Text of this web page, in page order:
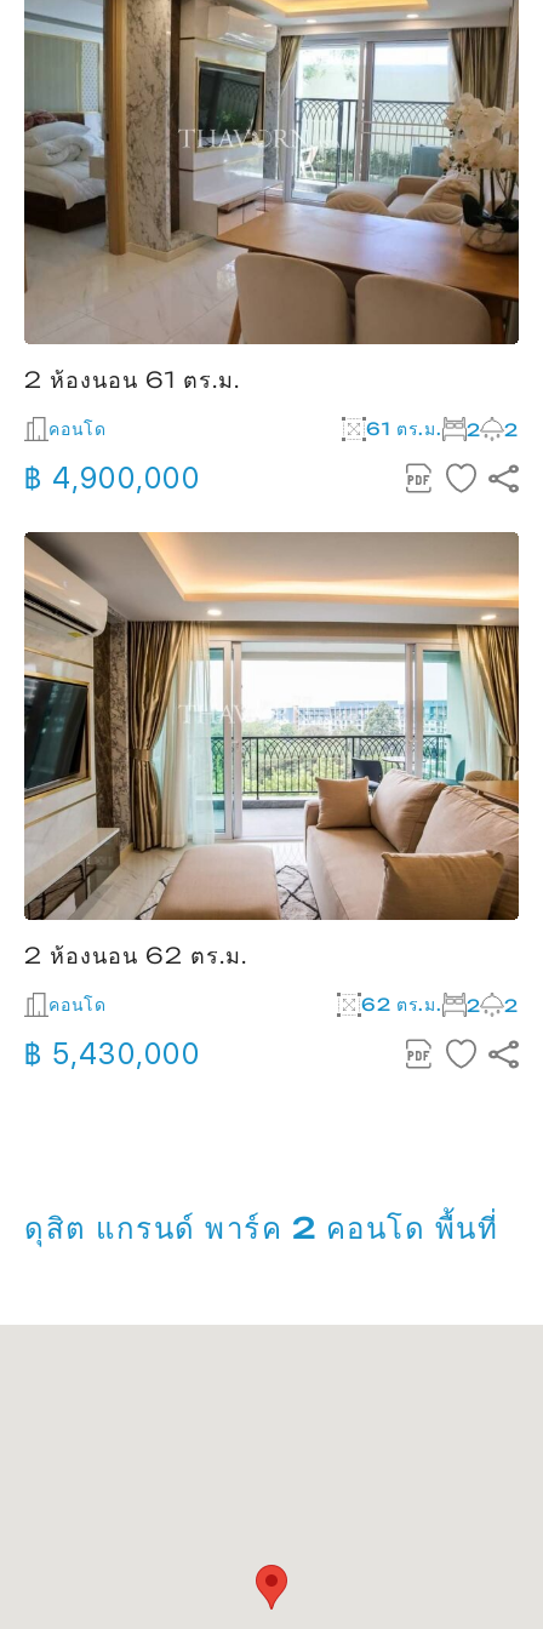
2 ห้องนอน 61 ตร.ม.
คอนโด 61 ตร.ม. 2 2
฿ 4,900,000
2 ห้องนอน 62 ตร.ม.
คอนโด 62 ตร.ม. 2 2
฿ 5,430,000
ดุสิต แกรนด์ พาร์ค 2 คอนโด พื้นที่